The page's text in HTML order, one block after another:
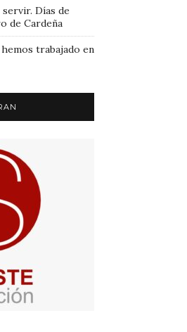
Días de
de Cardeña
trabajado en